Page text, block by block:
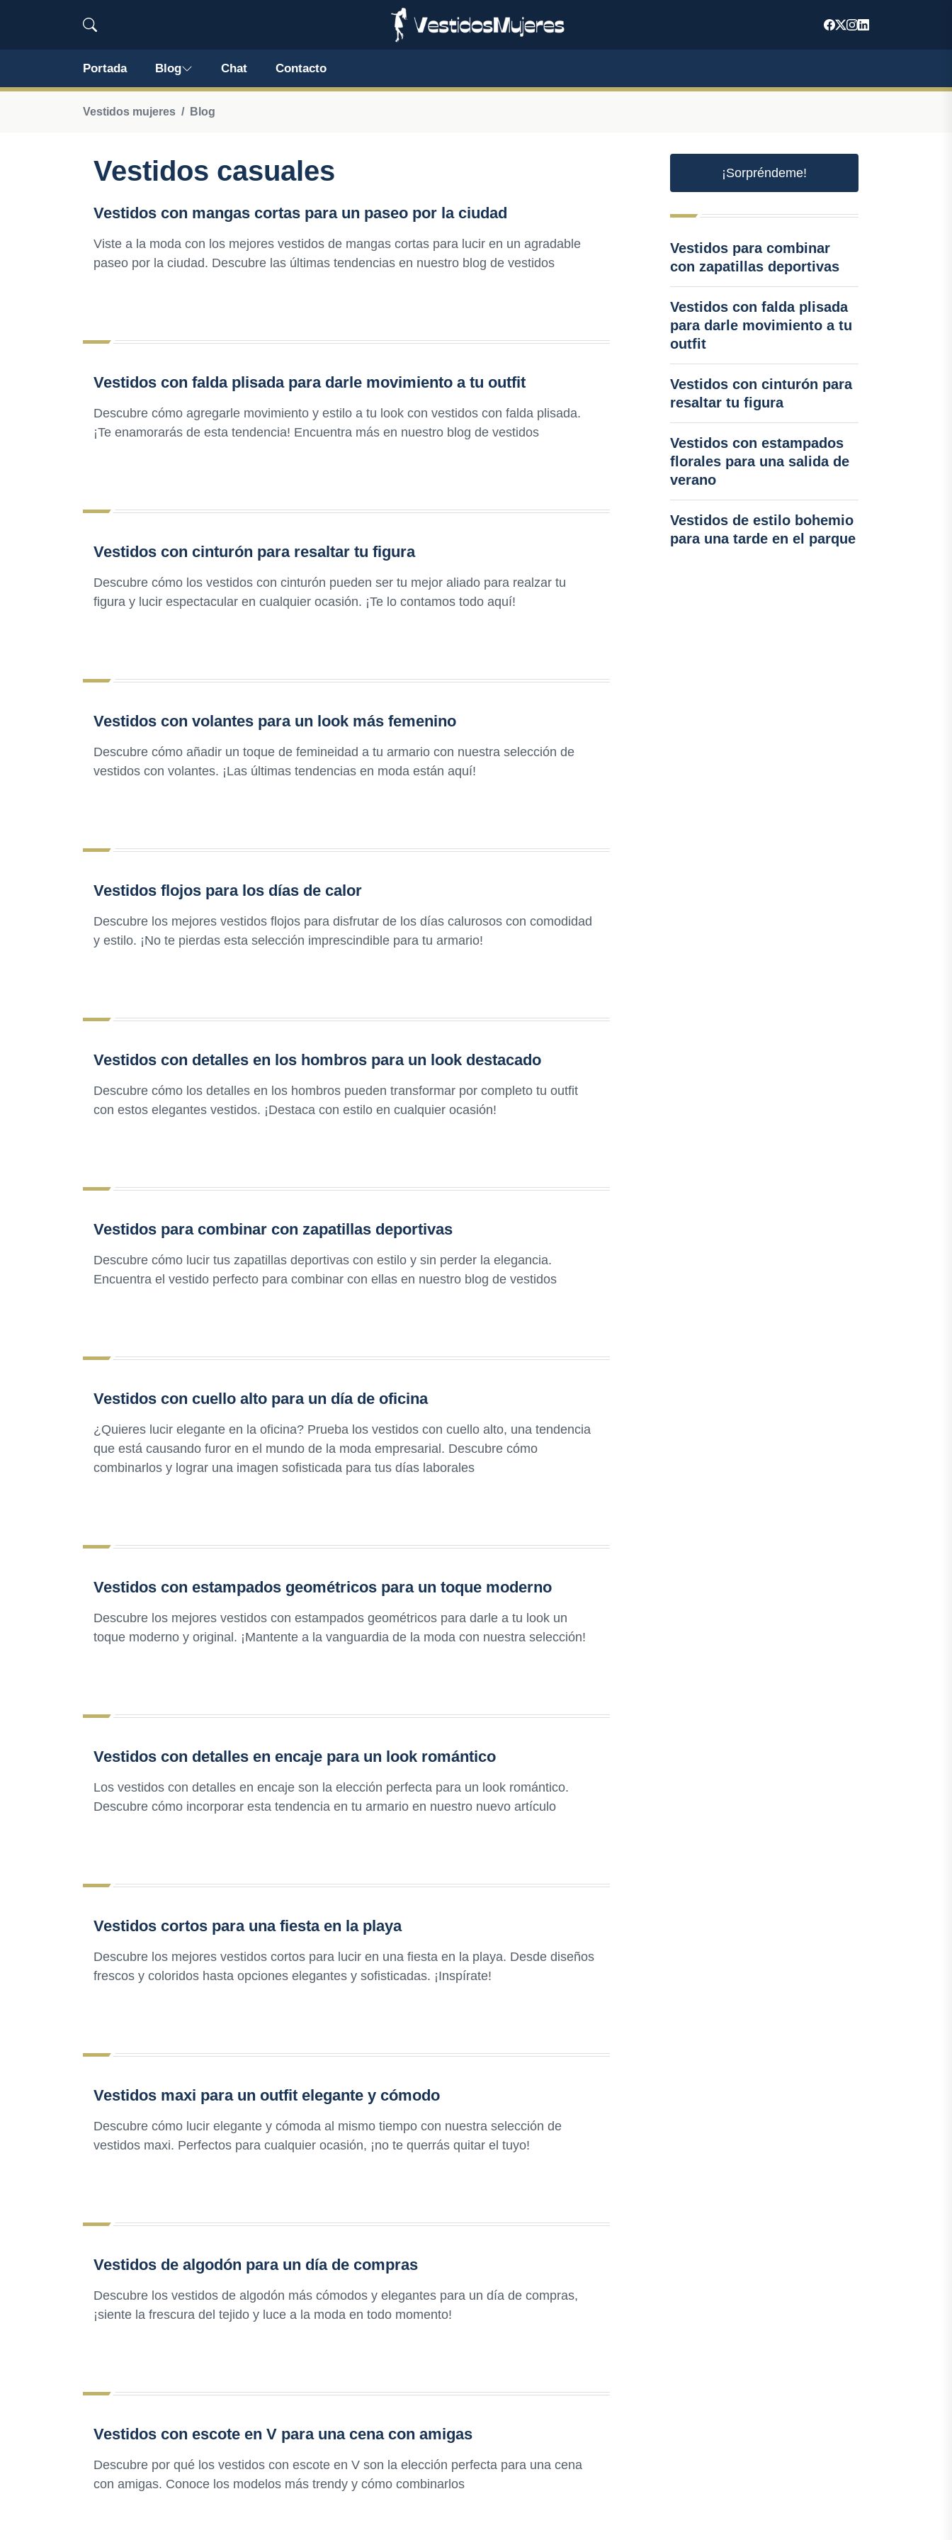
Portada Blog Chat Contacto
Vestidos mujeres Blog
Vestidos casuales
Vestidos con mangas cortas para un paseo por la ciudad
Viste a la moda con los mejores vestidos de mangas cortas para lucir en un agradable
paseo por la ciudad. Descubre las últimas tendencias en nuestro blog de vestidos
Vestidos con falda plisada para darle movimiento a tu outfit
Descubre cómo agregarle movimiento y estilo a tu look con vestidos con falda plisada.
¡Te enamorarás de esta tendencia! Encuentra más en nuestro blog de vestidos
Vestidos con cinturón para resaltar tu figura
Descubre cómo los vestidos con cinturón pueden ser tu mejor aliado para realzar tu
figura y lucir espectacular en cualquier ocasión. ¡Te lo contamos todo aquí!
Vestidos con volantes para un look más femenino
Descubre cómo añadir un toque de femineidad a tu armario con nuestra selección de
vestidos con volantes. ¡Las últimas tendencias en moda están aquí!
Vestidos flojos para los días de calor
Descubre los mejores vestidos flojos para disfrutar de los días calurosos con comodidad
y estilo. ¡No te pierdas esta selección imprescindible para tu armario!
Vestidos con detalles en los hombros para un look destacado
Descubre cómo los detalles en los hombros pueden transformar por completo tu outfit
con estos elegantes vestidos. ¡Destaca con estilo en cualquier ocasión!
Vestidos para combinar con zapatillas deportivas
Descubre cómo lucir tus zapatillas deportivas con estilo y sin perder la elegancia.
Encuentra el vestido perfecto para combinar con ellas en nuestro blog de vestidos
Vestidos con cuello alto para un día de oficina
¿Quieres lucir elegante en la oficina? Prueba los vestidos con cuello alto, una tendencia
que está causando furor en el mundo de la moda empresarial. Descubre cómo
combinarlos y lograr una imagen sofisticada para tus días laborales
Vestidos con estampados geométricos para un toque moderno
Descubre los mejores vestidos con estampados geométricos para darle a tu look un
toque moderno y original. ¡Mantente a la vanguardia de la moda con nuestra selección!
Vestidos con detalles en encaje para un look romántico
Los vestidos con detalles en encaje son la elección perfecta para un look romántico.
Descubre cómo incorporar esta tendencia en tu armario en nuestro nuevo artículo
Vestidos cortos para una fiesta en la playa
Descubre los mejores vestidos cortos para lucir en una fiesta en la playa. Desde diseños
frescos y coloridos hasta opciones elegantes y sofisticadas. ¡Inspírate!
Vestidos maxi para un outfit elegante y cómodo
Descubre cómo lucir elegante y cómoda al mismo tiempo con nuestra selección de
vestidos maxi. Perfectos para cualquier ocasión, ¡no te querrás quitar el tuyo!
Vestidos de algodón para un día de compras
Descubre los vestidos de algodón más cómodos y elegantes para un día de compras,
¡siente la frescura del tejido y luce a la moda en todo momento!
Vestidos con escote en V para una cena con amigas
Descubre por qué los vestidos con escote en V son la elección perfecta para una cena
con amigas. Conoce los modelos más trendy y cómo combinarlos
¡Sorpréndeme!
Vestidos para combinar
con zapatillas deportivas
Vestidos con falda plisada
para darle movimiento a tu
outfit
Vestidos con cinturón para
resaltar tu figura
Vestidos con estampados
florales para una salida de
verano
Vestidos de estilo bohemio
para una tarde en el parque